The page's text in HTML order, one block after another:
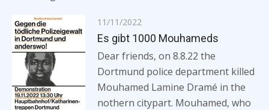
Posted
on
11/11/2022
Es gibt 1000 Mouhameds
Dear friends, on 8.8.22 the
Dortmund police department killed
Mouhamed Lamine Dramé in the
nothern citypart. Mouhamed, who